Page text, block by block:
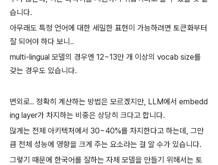
습니다.
아무래도 특정 언어에 대한 세밀한 표현이 가능하려면 토큰화부터
잘 되어야 하다 보니..
multi-lingual 모델의 경우엔 12~13만 개 이상의 vocab size를
갖는 경우도 있습니다.
번외로.. 정확히 계산하는 방법은 모르겠지만, LLM에서 embedd
ing layer가 차지하는 비중은 상당히 크다고 합니다.
많게는 전체 아키텍처에서 30~40%를 차지한다고 하는데, 그만
큼 전체 성능에 영향을 크게 주는 요소라는 걸 알 수가 있습니다.
그렇기 때문에 한국어를 잘하는 자체 모델을 만들기 위해서는 토